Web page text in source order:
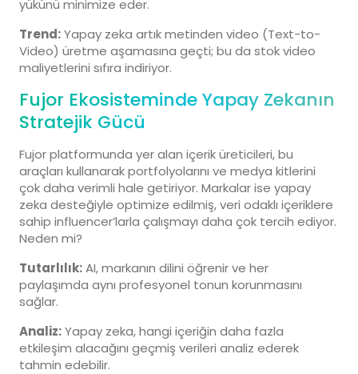
yükünü minimize eder.
Trend:Yapay zeka artık metinden video (Text-to-
Video) üretme aşamasına geçti; bu da stok video
maliyetlerini sıfıra indiriyor.
Fujor Ekosisteminde Yapay Zekanın
Stratejik Gücü
Fujor platformunda yer alan içerik üreticileri, bu
araçları kullanarak portfolyolarını ve medya kitlerini
çok daha verimli hale getiriyor. Markalar ise yapay
zeka desteğiyle optimize edilmiş, veri odaklı içeriklere
sahip influencer’larla çalışmayı daha çok tercih ediyor.
Neden mi?
Tutarlılık:AI, markanın dilini öğrenir ve her
paylaşımda aynı profesyonel tonun korunmasını
sağlar.
Analiz:Yapay zeka, hangi içeriğin daha fazla
etkileşim alacağını geçmiş verileri analiz ederek
tahmin edebilir.